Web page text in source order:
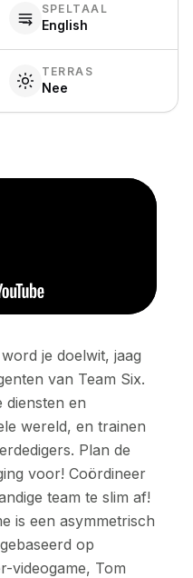
SPELTAAL
English
TERRAS
Nee
je doelwit, jaag
van Team Six.
diensten en
wereld, en trainen
Plan de
voor! Coördineer
team te slim af!
is een asymmetrisch
op
videogame, Tom